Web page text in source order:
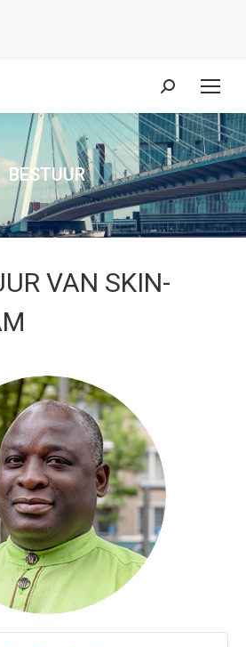
Zoeken:
BESTUUR
Je bent hier:
VAN SKIN-